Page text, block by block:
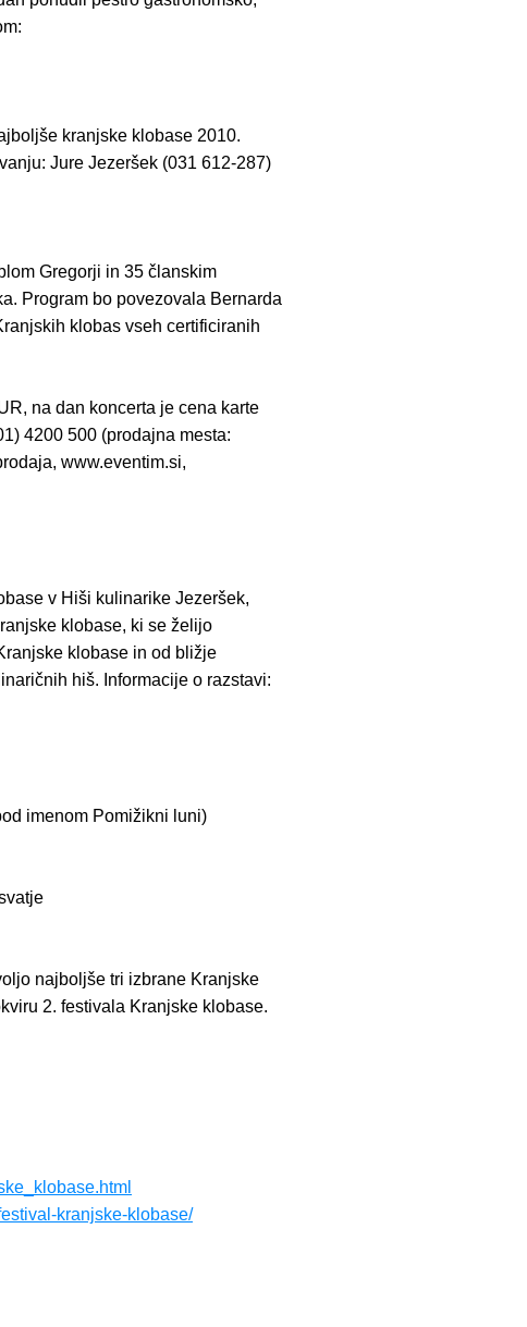
kranjske klobase 2010.
Jure Jezeršek (031 612-287)
Gregorji in 35 članskim
Program bo povezovala Bernarda
klobas vseh certificiranih
na dan koncerta je cena karte
4200 500 (prodajna mesta:
www.eventim.si,
v Hiši kulinarike Jezeršek,
klobase, ki se želijo
klobase in od bližje
hiš. Informacije o razstavi:
imenom Pomižikni luni)
najboljše tri izbrane Kranjske
2. festivala Kranjske klobase.
kranjske-klobase/